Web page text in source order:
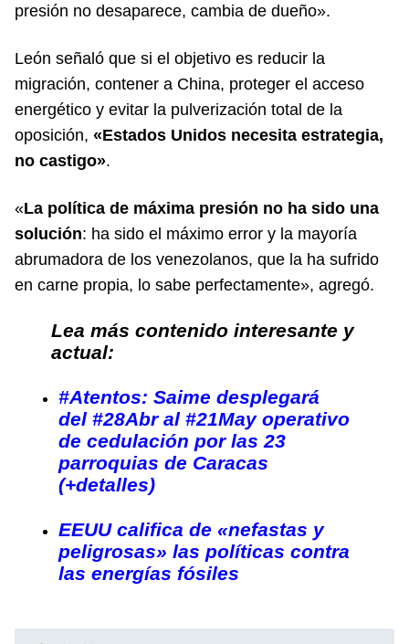
presión no desaparece, cambia de dueño».
León señaló que si el objetivo es reducir la
migración, contener a China, proteger el acceso
energético y evitar la pulverización total de la
oposición, «Estados Unidos necesita estrategia,
no castigo».
«La política de máxima presión no ha sido una
solución: ha sido el máximo error y la mayoría
abrumadora de los venezolanos, que la ha sufrido
en carne propia, lo sabe perfectamente», agregó.
Lea más contenido interesante y
actual:
#Atentos: Saime desplegará
del #28Abr al #21May operativo
de cedulación por las 23
parroquias de Caracas
(+detalles)
EEUU califica de «nefastas y
peligrosas» las políticas contra
las energías fósiles